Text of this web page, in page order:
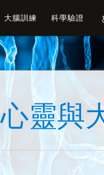
大腦訓練 科學驗證
心靈與